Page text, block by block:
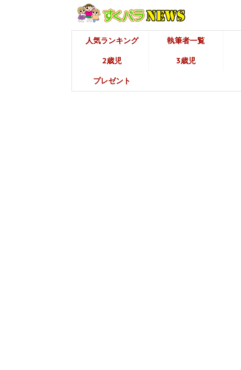
人気ランキング 執筆者一覧
2歳児 3歳児
プレゼント